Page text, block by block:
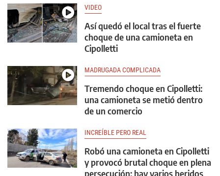
VIDEO
Así quedó el local tras el fuerte
choque de una camioneta en
Cipolletti
MADRUGADA COMPLICADA
Tremendo choque en Cipolletti:
una camioneta se metió dentro
de un comercio
INCREÍBLE PERO REAL
Robó una camioneta en Cipolletti
y provocó brutal choque en plena
persecución: hay varios heridos